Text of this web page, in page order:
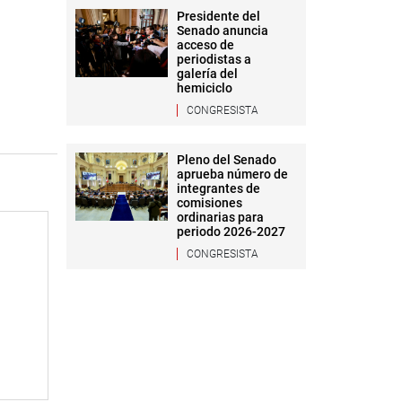
Presidente del
Senado anuncia
acceso de
periodistas a
galería del
hemiciclo
CONGRESISTA
Pleno del Senado
aprueba número de
integrantes de
comisiones
ordinarias para
periodo 2026-2027
CONGRESISTA